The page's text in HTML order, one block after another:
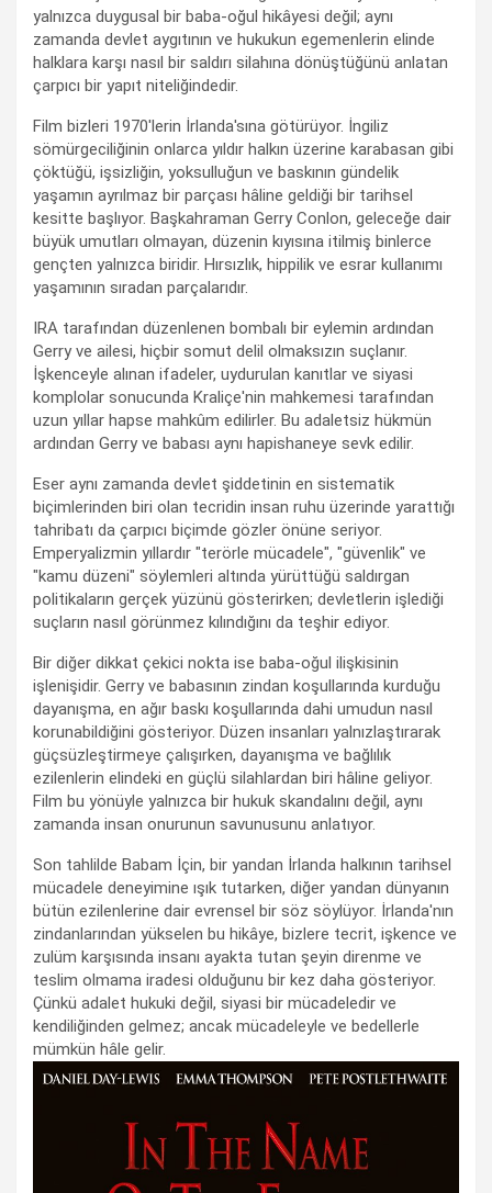
yalnızca duygusal bir baba-oğul hikâyesi değil; aynı
zamanda devlet aygıtının ve hukukun egemenlerin elinde
halklara karşı nasıl bir saldırı silahına dönüştüğünü anlatan
çarpıcı bir yapıt niteliğindedir.
Film bizleri 1970'lerin İrlanda'sına götürüyor. İngiliz
sömürgeciliğinin onlarca yıldır halkın üzerine karabasan gibi
çöktüğü, işsizliğin, yoksulluğun ve baskının gündelik
yaşamın ayrılmaz bir parçası hâline geldiği bir tarihsel
kesitte başlıyor. Başkahraman Gerry Conlon, geleceğe dair
büyük umutları olmayan, düzenin kıyısına itilmiş binlerce
gençten yalnızca biridir. Hırsızlık, hippilik ve esrar kullanımı
yaşamının sıradan parçalarıdır.
IRA tarafından düzenlenen bombalı bir eylemin ardından
Gerry ve ailesi, hiçbir somut delil olmaksızın suçlanır.
İşkenceyle alınan ifadeler, uydurulan kanıtlar ve siyasi
komplolar sonucunda Kraliçe'nin mahkemesi tarafından
uzun yıllar hapse mahkûm edilirler. Bu adaletsiz hükmün
ardından Gerry ve babası aynı hapishaneye sevk edilir.
Eser aynı zamanda devlet şiddetinin en sistematik
biçimlerinden biri olan tecridin insan ruhu üzerinde yarattığı
tahribatı da çarpıcı biçimde gözler önüne seriyor.
Emperyalizmin yıllardır "terörle mücadele", "güvenlik" ve
"kamu düzeni" söylemleri altında yürüttüğü saldırgan
politikaların gerçek yüzünü gösterirken; devletlerin işlediği
suçların nasıl görünmez kılındığını da teşhir ediyor.
Bir diğer dikkat çekici nokta ise baba-oğul ilişkisinin
işlenişidir. Gerry ve babasının zindan koşullarında kurduğu
dayanışma, en ağır baskı koşullarında dahi umudun nasıl
korunabildiğini gösteriyor. Düzen insanları yalnızlaştırarak
güçsüzleştirmeye çalışırken, dayanışma ve bağlılık
ezilenlerin elindeki en güçlü silahlardan biri hâline geliyor.
Film bu yönüyle yalnızca bir hukuk skandalını değil, aynı
zamanda insan onurunun savunusunu anlatıyor.
Son tahlilde Babam İçin, bir yandan İrlanda halkının tarihsel
mücadele deneyimine ışık tutarken, diğer yandan dünyanın
bütün ezilenlerine dair evrensel bir söz söylüyor. İrlanda'nın
zindanlarından yükselen bu hikâye, bizlere tecrit, işkence ve
zulüm karşısında insanı ayakta tutan şeyin direnme ve
teslim olmama iradesi olduğunu bir kez daha gösteriyor.
Çünkü adalet hukuki değil, siyasi bir mücadeledir ve
kendiliğinden gelmez; ancak mücadeleyle ve bedellerle
mümkün hâle gelir.